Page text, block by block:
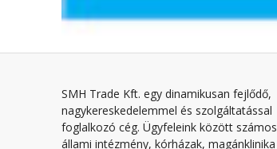
SMH Trade Kft. egy dinamikusan fejlődő,
nagykereskedelemmel és szolgáltatással
foglalkozó cég. Ügyfeleink között számos
állami intézmény, kórházak, magánklinika